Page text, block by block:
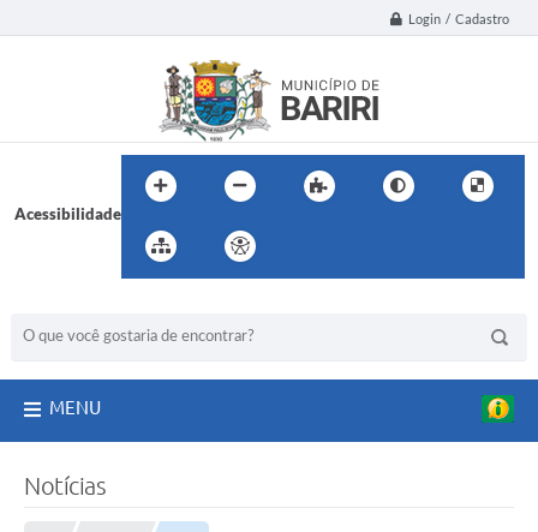
Login / Cadastro
Acessibilidade
MENU
Notícias